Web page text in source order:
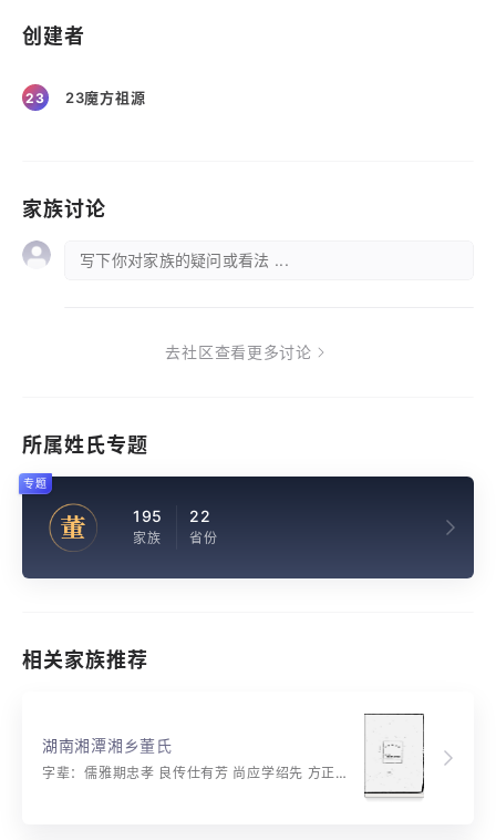
创建者
23 23魔方祖源
家族讨论
写下你对家族的疑问或看法 ...
去社区查看更多讨论
所属姓氏专题
董 195
家族
22
省份
专题
相关家族推荐
湖南湘潭湘乡董氏
字辈：儒雅期忠孝 良传仕有芳 尚应学绍先 方正辅家邦 大启声名远 宏开世泽长 鸿文昭盛治 华国迪前光